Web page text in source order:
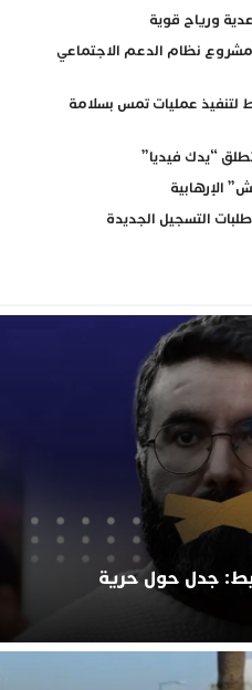
ورياح قوية
نظام الدعم الاجتماعي
عمليات تمس بسلامة
“يدك فيديا”
الإرهابية
التسجيل الجديدة
جدل حول حرية